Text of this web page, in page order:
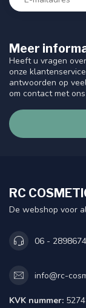
Meer
Heeft u vragen
onze
antwoorden op
om contact met
RC
De webshop voor
06 -
info@rc-
KVK nummer: